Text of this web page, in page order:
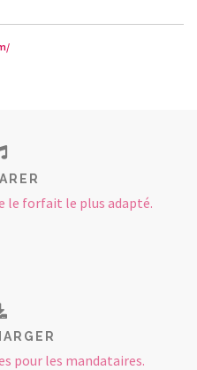
le forfait le plus adapté.
pour les mandataires.